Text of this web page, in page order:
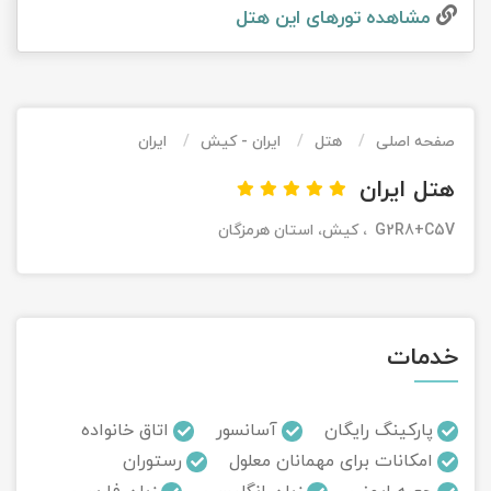
مشاهده تور‌های این هتل
صفحه اصلی هتل ایران - کیش ایران
هتل ایران
G2R8+C5V، كيش، استان هرمزگان
خدمات
پارکینگ رایگان آسانسور
اتاق خانواده
امکانات برای مهمانان معلول
رستوران
تور کویر کاراکال
تور کویر مصر
تور ماسوله
تور مرداب سراوان
تور گلستان
تور کیش از ساری
اقساطی
تور کیش از بندرعباس
اقساطی
تور قزاقستان اقساطی
تور زیارتی اقساطی